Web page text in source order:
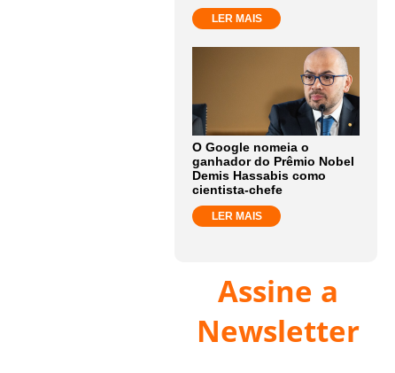
LER MAIS
O Google nomeia o
ganhador do Prêmio Nobel
Demis Hassabis como
cientista-chefe
LER MAIS
Assine a
Newsletter